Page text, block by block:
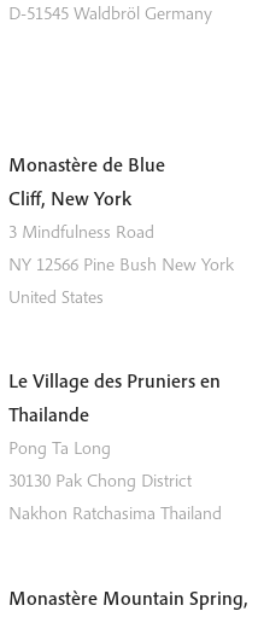
D-51545 Waldbröl Germany
Monastère de Blue
Cliff, New York
3 Mindfulness Road
NY 12566 Pine Bush New York
United States
Le Village des Pruniers en
Thailande
Pong Ta Long
30130 Pak Chong District
Nakhon Ratchasima Thailand
Monastère Mountain Spring,